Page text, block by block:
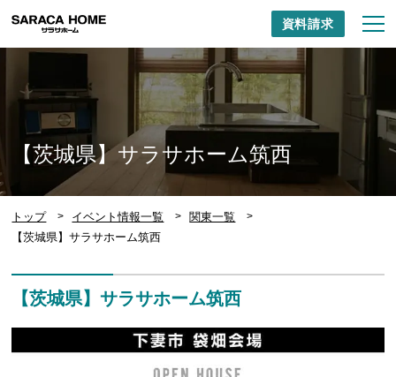
資料請求
【茨城県】サラサホーム筑西
トップ イベント情報一覧
関東一覧
【茨城県】サラサホーム筑西
【茨城県】サラサホーム筑西